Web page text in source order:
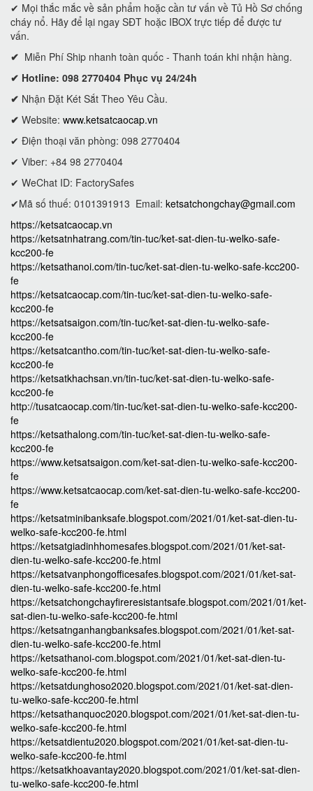
✔ Mọi thắc mắc về sản phẩm hoặc cần tư vấn về Tủ Hồ Sơ chống
cháy nổ. Hãy để lại ngay SĐT hoặc IBOX trực tiếp để được tư
vấn.
✔ Miễn Phí Ship nhanh toàn quốc - Thanh toán khi nhận hàng.
✔ Hotline: 098 2770404 Phục vụ 24/24h
✔ Nhận Đặt Két Sắt Theo Yêu Cầu.
✔ Website: www.ketsatcaocap.vn
✔ Điện thoại văn phòng: 098 2770404
✔ Viber: +84 98 2770404
✔ WeChat ID: FactorySafes
✔Mã số thuế: 0101391913 Email: ketsatchongchay@gmail.com
https://ketsatcaocap.vn
https://ketsatnhatrang.com/tin-tuc/ket-sat-dien-tu-welko-safe-
kcc200-fe
https://ketsathanoi.com/tin-tuc/ket-sat-dien-tu-welko-safe-kcc200-
fe
https://ketsatcaocap.com/tin-tuc/ket-sat-dien-tu-welko-safe-
kcc200-fe
https://ketsatsaigon.com/tin-tuc/ket-sat-dien-tu-welko-safe-
kcc200-fe
https://ketsatcantho.com/tin-tuc/ket-sat-dien-tu-welko-safe-
kcc200-fe
https://ketsatkhachsan.vn/tin-tuc/ket-sat-dien-tu-welko-safe-
kcc200-fe
http://tusatcaocap.com/tin-tuc/ket-sat-dien-tu-welko-safe-kcc200-
fe
https://ketsathalong.com/tin-tuc/ket-sat-dien-tu-welko-safe-
kcc200-fe
https://www.ketsatsaigon.com/ket-sat-dien-tu-welko-safe-kcc200-
fe
https://www.ketsatcaocap.com/ket-sat-dien-tu-welko-safe-kcc200-
fe
https://ketsatminibanksafe.blogspot.com/2021/01/ket-sat-dien-tu-
welko-safe-kcc200-fe.html
https://ketsatgiadinhhomesafes.blogspot.com/2021/01/ket-sat-
dien-tu-welko-safe-kcc200-fe.html
https://ketsatvanphongofficesafes.blogspot.com/2021/01/ket-sat-
dien-tu-welko-safe-kcc200-fe.html
https://ketsatchongchayfireresistantsafe.blogspot.com/2021/01/ket-
sat-dien-tu-welko-safe-kcc200-fe.html
https://ketsatnganhangbanksafes.blogspot.com/2021/01/ket-sat-
dien-tu-welko-safe-kcc200-fe.html
https://ketsathanoi-com.blogspot.com/2021/01/ket-sat-dien-tu-
welko-safe-kcc200-fe.html
https://ketsatdunghoso2020.blogspot.com/2021/01/ket-sat-dien-
tu-welko-safe-kcc200-fe.html
https://ketsathanquoc2020.blogspot.com/2021/01/ket-sat-dien-tu-
welko-safe-kcc200-fe.html
https://ketsatdientu2020.blogspot.com/2021/01/ket-sat-dien-tu-
welko-safe-kcc200-fe.html
https://ketsatkhoavantay2020.blogspot.com/2021/01/ket-sat-dien-
tu-welko-safe-kcc200-fe.html